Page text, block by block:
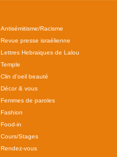
Antisémitisme/Racisme
Revue presse israélienne
Lettres Hebraiques de Lalou
Temple
Clin d'oeil beauté
Décor & vous
Femmes de paroles
Fashion
Food-in
Cours/Stages
Rendez-vous